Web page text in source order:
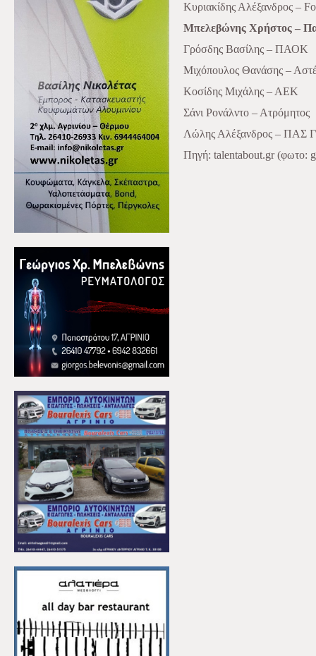
Κυριακίδης Αλέξανδρος –
Μπελεβώνης Χρήστος –
Γρόσδης Βασίλης – ΠΑΟΚ
Μιχόπουλος Θανάσης –
Κοσίδης Μιχάλης – ΑΕΚ
Σάνι Ρονάλντο – Ατρόμητος
Λώλης Αλέξανδρος – ΠΑΣ
Πηγή: talentabout.gr (φωτο: